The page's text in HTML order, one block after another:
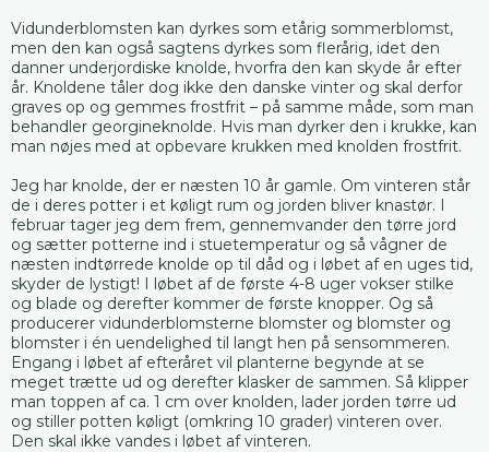
Vidunderblomsten kan dyrkes som etårig sommerblomst,
men den kan også sagtens dyrkes som flerårig, idet den
danner underjordiske knolde, hvorfra den kan skyde år efter
år. Knoldene tåler dog ikke den danske vinter og skal derfor
graves op og gemmes frostfrit – på samme måde, som man
behandler georgineknolde. Hvis man dyrker den i krukke, kan
man nøjes med at opbevare krukken med knolden frostfrit.
Jeg har knolde, der er næsten 10 år gamle. Om vinteren står
de i deres potter i et køligt rum og jorden bliver knastør. I
februar tager jeg dem frem, gennemvander den tørre jord
og sætter potterne ind i stuetemperatur og så vågner de
næsten indtørrede knolde op til dåd og i løbet af en uges tid,
skyder de lystigt! I løbet af de første 4-8 uger vokser stilke
og blade og derefter kommer de første knopper. Og så
producerer vidunderblomsterne blomster og blomster og
blomster i én uendelighed til langt hen på sensommeren.
Engang i løbet af efteråret vil planterne begynde at se
meget trætte ud og derefter klasker de sammen. Så klipper
man toppen af ca. 1 cm over knolden, lader jorden tørre ud
og stiller potten køligt (omkring 10 grader) vinteren over.
Den skal ikke vandes i løbet af vinteren.